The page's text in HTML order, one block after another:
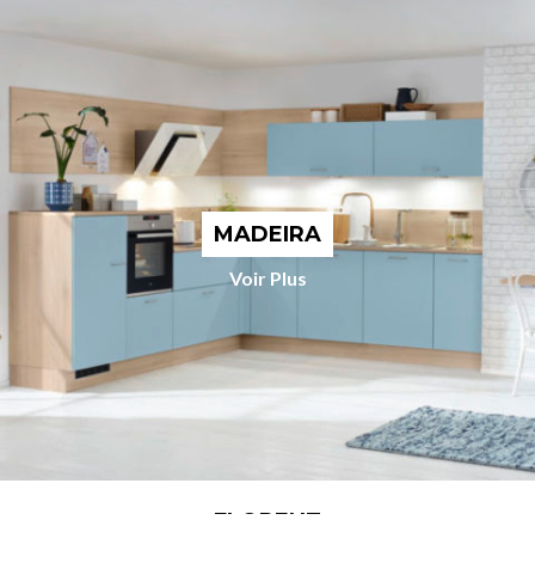
MADEIRA
Voir Plus
FLORENZ